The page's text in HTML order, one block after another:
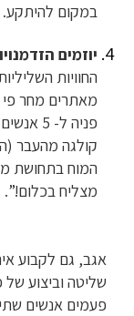
במקום להיתקע.
יוזמים
החוויות
פניה
קולגה מהעבר
המוח בתחושת
מצליח בכלום!”.
אגב, גם לקבוע
שליטה וביצוע
פעמים אנשים